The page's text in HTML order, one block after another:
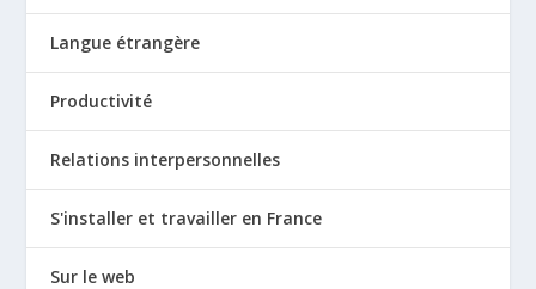
Langue étrangère
Productivité
Relations interpersonnelles
S'installer et travailler en France
Sur le web